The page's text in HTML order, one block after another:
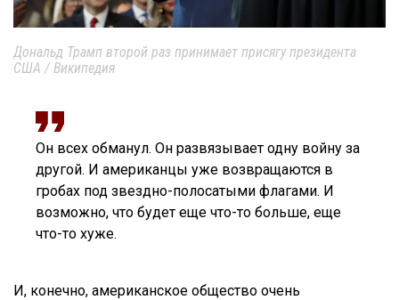
Дональд Трамп второй раз принимает присягу президента
США / Википедия
Он всех обманул. Он развязывает одну войну за
другой. И американцы уже возвращаются в
гробах под звездно-полосатыми флагами. И
возможно, что будет еще что-то больше, еще
что-то хуже.
И, конечно, американское общество очень